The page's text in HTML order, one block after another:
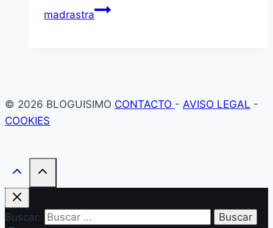
madrastra
© 2026 BLOGUISIMO CONTACTO - AVISO LEGAL -
COOKIES
Buscar: